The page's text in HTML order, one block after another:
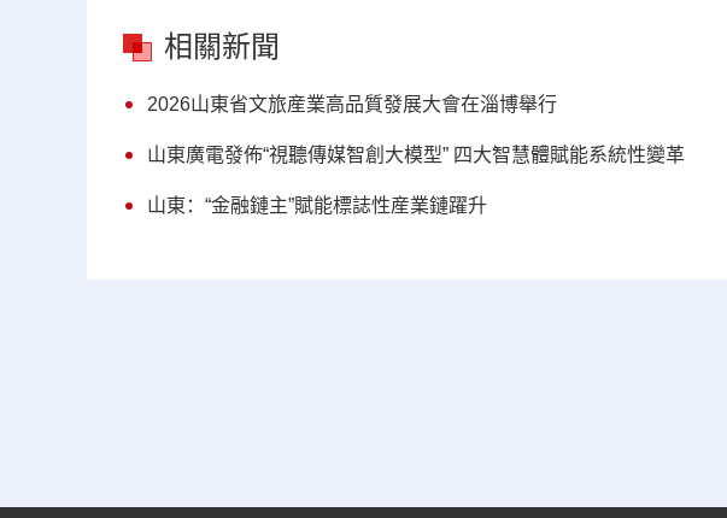
相關新聞
2026山東省文旅産業高品質發展大會在淄博舉行
山東廣電發佈“視聽傳媒智創大模型” 四大智慧體賦能系統性變革
山東：“金融鏈主”賦能標誌性産業鏈躍升